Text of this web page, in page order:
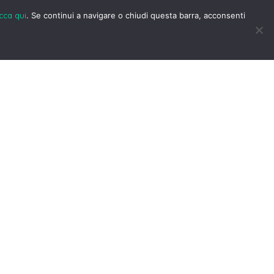
qui. Se continui a navigare o chiudi questa barra, acconsenti